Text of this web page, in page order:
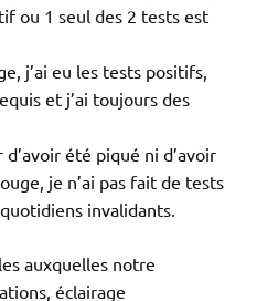
ou 1 seul des 2 tests est
j’ai eu les tests positifs,
et j’ai toujours des
d’avoir été piqué ni d’avoir
je n’ai pas fait de tests
invalidants.
auxquelles notre
éclairage